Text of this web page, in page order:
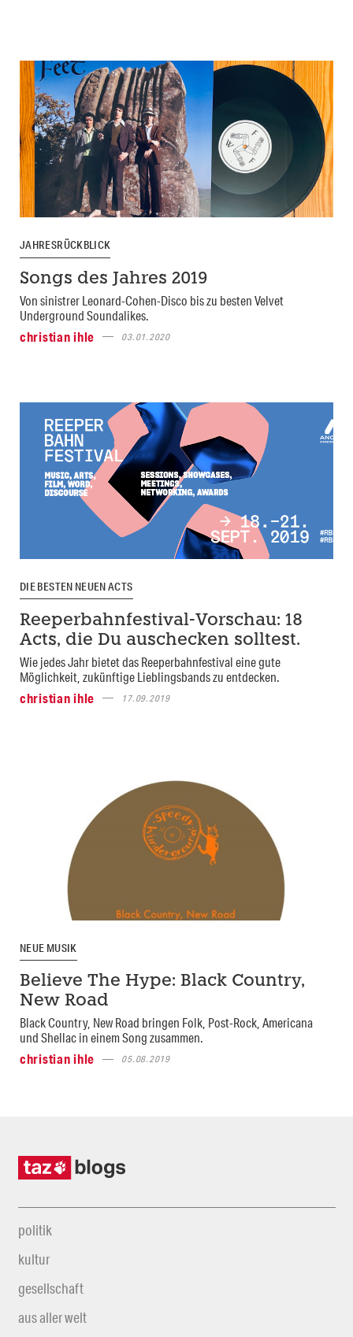
JAHRESRÜCKBLICK
Songs des Jahres 2019
Von sinistrer Leonard-Cohen-Disco bis zu besten Velvet
Underground Soundalikes.
christian ihle
03.01.2020
DIE BESTEN NEUEN ACTS
Reeperbahnfestival-Vorschau: 18
Acts, die Du auschecken solltest.
Wie jedes Jahr bietet das Reeperbahnfestival eine gute
Möglichkeit, zukünftige Lieblingsbands zu entdecken.
christian ihle
17.09.2019
NEUE MUSIK
Believe The Hype: Black Country,
New Road
Black Country, New Road bringen Folk, Post-Rock, Americana
und Shellac in einem Song zusammen.
christian ihle
05.08.2019
politik
kultur
gesellschaft
aus aller welt